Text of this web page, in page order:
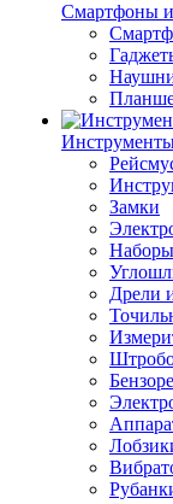
Смартфоны
Инструменты
Замки
Наборы
Дрели